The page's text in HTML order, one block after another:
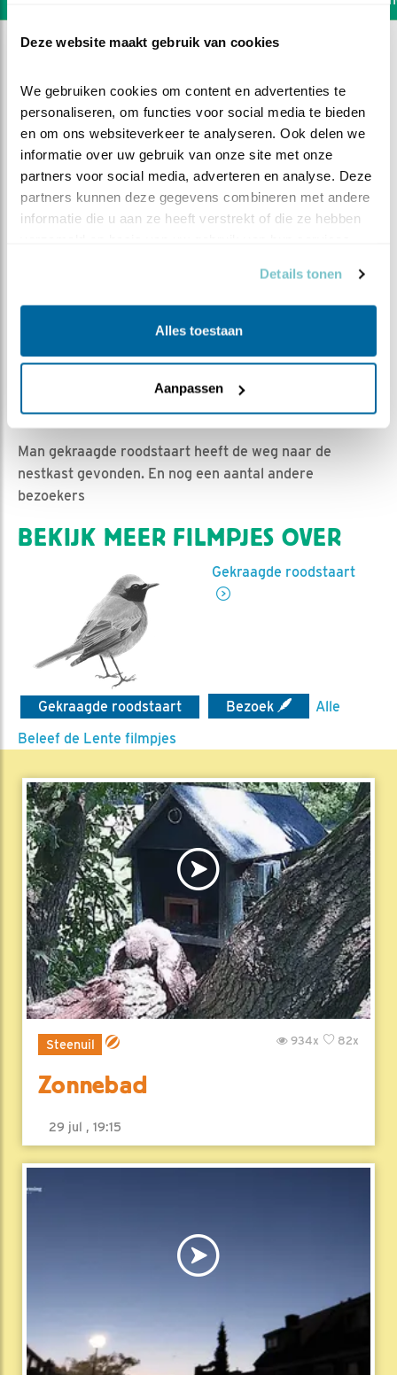
Deze website maakt gebruik van cookies
We gebruiken cookies om content en advertenties te
personaliseren, om functies voor social media te bieden
en om ons websiteverkeer te analyseren. Ook delen we
informatie over uw gebruik van onze site met onze
partners voor social media, adverteren en analyse. Deze
partners kunnen deze gegevens combineren met andere
informatie die u aan ze heeft verstrekt of die ze hebben
Details tonen
Alles toestaan
Aanpassen
Nog meer bezoek
Nina de Rooij | Geplaatst op 12 april 2020, 21:46 |
Vind ik leuk| Bewaar dit filmpje|
999x
Man gekraagde roodstaart heeft de weg naar de
nestkast gevonden. En nog een aantal andere
bezoekers
BEKIJK MEER FILMPJES OVER
Gekraagde roodstaart
Gekraagde roodstaart Bezoek
Alle
Beleef de Lente filmpjes
Steenuil 82x
934x
Zonnebad
29 jul , 19:15